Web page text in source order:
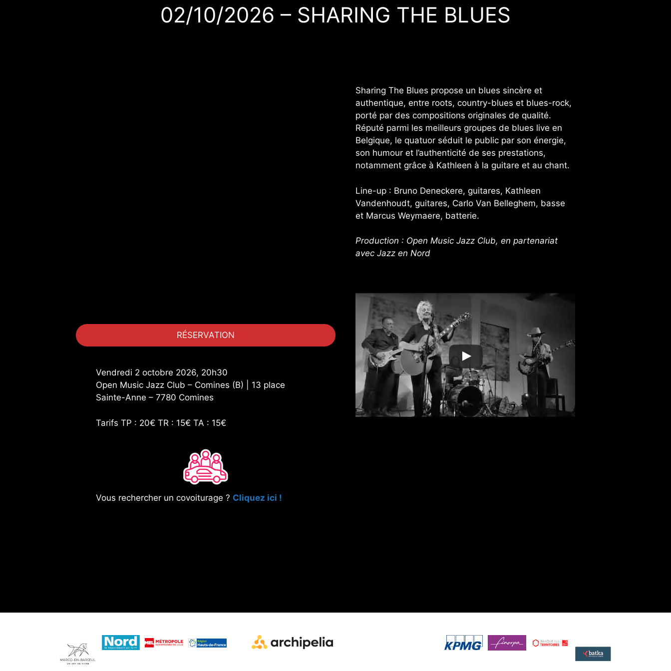
02/10/2026 – SHARING THE BLUES
RÉSERVATION
Vendredi 2 octobre 2026, 20h30
Open Music Jazz Club – Comines (B) | 13 place
Sainte-Anne – 7780 Comines
Tarifs TP : 20€ TR : 15€ TA : 15€
Vous rechercher un covoiturage ? Cliquez ici !
Sharing The Blues propose un blues sincère et
authentique, entre roots, country-blues et blues-rock,
porté par des compositions originales de qualité.
Réputé parmi les meilleurs groupes de blues live en
Belgique, le quatuor séduit le public par son énergie,
son humour et l’authenticité de ses prestations,
notamment grâce à Kathleen à la guitare et au chant.
Line-up : Bruno Deneckere, guitares, Kathleen
Vandenhoudt, guitares, Carlo Van Belleghem, basse
et Marcus Weymaere, batterie.
Production : Open Music Jazz Club, en partenariat
avec Jazz en Nord